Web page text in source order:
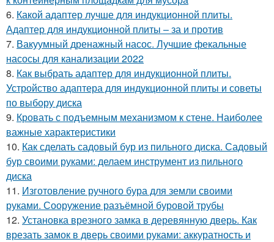
6. Какой адаптер лучше для индукционной плиты.
Адаптер для индукционной плиты – за и против
7. Вакуумный дренажный насос. Лучшие фекальные
насосы для канализации 2022
8. Как выбрать адаптер для индукционной плиты.
Устройство адаптера для индукционной плиты и советы
по выбору диска
9. Кровать с подъемным механизмом к стене. Наиболее
важные характеристики
10. Как сделать садовый бур из пильного диска. Садовый
бур своими руками: делаем инструмент из пильного
диска
11. Изготовление ручного бура для земли своими
руками. Сооружение разъёмной буровой трубы
12. Установка врезного замка в деревянную дверь. Как
врезать замок в дверь своими руками: аккуратность и